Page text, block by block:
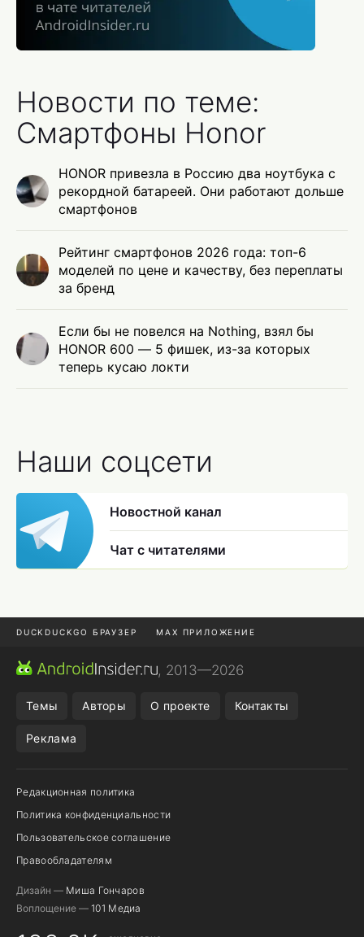
Новости по теме:
Смартфоны Honor
HONOR привезла в Россию два ноутбука с
рекордной батареей. Они работают дольше
смартфонов
Рейтинг смартфонов 2026 года: топ-6
моделей по цене и качеству, без переплаты
за бренд
Если бы не повелся на Nothing, взял бы
HONOR 600 — 5 фишек, из-за которых
теперь кусаю локти
Наши соцсети
Новостной канал
Чат с читателями
DUCKDUCKGO БРАУЗЕР MAX ПРИЛОЖЕНИЕ
ПРИЛОЖЕНИЯ ANDROID
, 2013—2026
Темы Авторы О проекте Контакты
Реклама
Редакционная политика
Политика конфиденциальности
Пользовательское соглашение
Правообладателям
Дизайн — Миша Гончаров
Воплощение — 101 Медиа